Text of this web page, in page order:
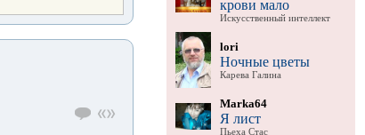
крови мало
Искусственный интеллект
lori
Ночные цветы
Карева Галина
Marka64
Я лист
Пьеха Стас